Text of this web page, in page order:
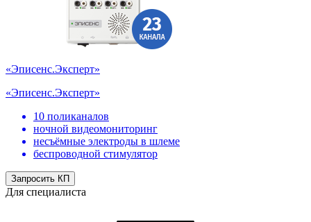
«Эписенс.Эксперт»
«Эписенс.Эксперт»
10 поликаналов
ночной видеомониторинг
несъёмные электроды в шлеме
беспроводной стимулятор
Запросить КП
Для специалиста